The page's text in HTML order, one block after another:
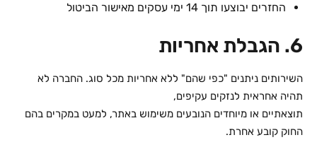
החזרים יבוצעו תוך 14 ימי עסקים מאישור הביטול
6. הגבלת אחריות
השירותים ניתנים "כפי שהם" ללא אחריות מכל סוג. החברה לא
תהיה אחראית לנזקים עקיפים,
תוצאתיים או מיוחדים הנובעים משימוש באתר, למעט במקרים בהם
החוק קובע אחרת.